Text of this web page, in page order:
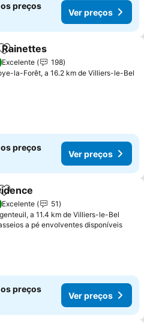
preços
Ver preços
Adicionar aos favoritos
Rainettes
Excelente
198
la-Forêt, a 16.2 km de Villiers-le-Bel
preços
Ver preços
Adicionar aos favoritos
Excelente
51
a 11.4 km de Villiers-le-Bel
a pé envolventes disponíveisVer
preços
Ver preços